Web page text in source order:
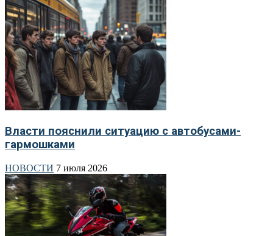
Власти пояснили ситуацию с автобусами-
гармошками
НОВОСТИ 7 июля 2026